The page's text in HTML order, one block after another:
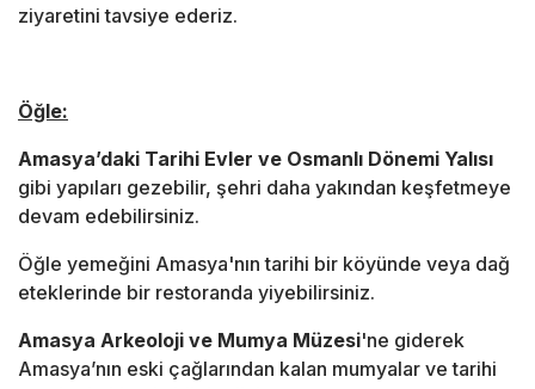
ziyaretini tavsiye ederiz.
Öğle:
Amasya’daki Tarihi Evler ve Osmanlı Dönemi Yalısı
gibi yapıları gezebilir, şehri daha yakından keşfetmeye
devam edebilirsiniz.
Öğle yemeğini Amasya'nın tarihi bir köyünde veya dağ
eteklerinde bir restoranda yiyebilirsiniz.
Amasya Arkeoloji ve Mumya Müzesi'ne giderek
Amasya’nın eski çağlarından kalan mumyalar ve tarihi